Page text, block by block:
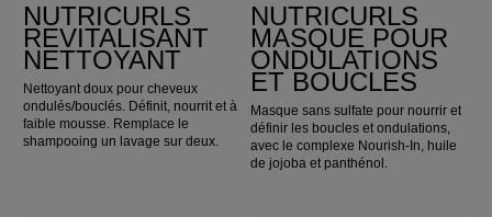
NUTRICURLS
REVITALISANT
NETTOYANT
Nettoyant doux pour cheveux
ondulés/bouclés. Définit, nourrit et à
faible mousse. Remplace le
shampooing un lavage sur deux.
NUTRICURLS
MASQUE POUR
ONDULATIONS
ET BOUCLES
Masque sans sulfate pour nourrir et
définir les boucles et ondulations,
avec le complexe Nourish-In, huile
de jojoba et panthénol.